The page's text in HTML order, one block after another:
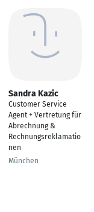
Sandra Kazic
Customer Service
Agent + Vertretung für
Abrechnung &
Rechnungsreklamatio
nen
München